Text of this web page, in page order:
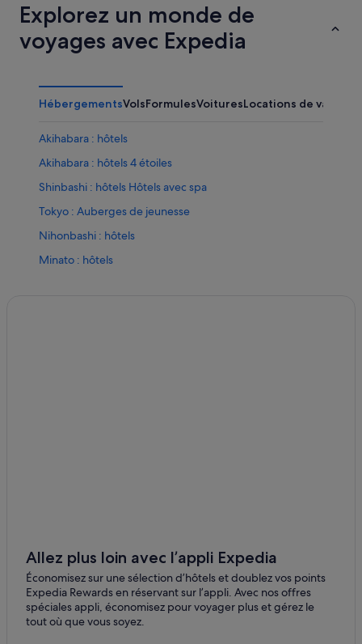
Explorez un monde de
voyages avec Expedia
HébergementsVolsFormulesVoituresLocations de
Akihabara : hôtels
Akihabara : hôtels 4 étoiles
Shinbashi : hôtels Hôtels avec spa
Tokyo : Auberges de jeunesse
Nihonbashi : hôtels
Minato : hôtels
Quartier de Jimbōchō : hôtels
Gare de Yotsuya : hôtels à proximité
Ebisu : hôtels APA Hotels
Shinjuku : hôtels Hôtels de luxe
Allez plus loin avec l’appli Expedia
Économisez sur une sélection d’hôtels et doublez vos points
Expedia Rewards en réservant sur l’appli. Avec nos offres
spéciales appli, économisez pour voyager plus et gérez le
tout où que vous soyez.